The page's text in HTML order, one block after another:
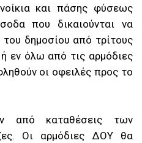
και πάσης φύσεως
που δικαιούνται να
του δημοσίου από τρίτους
εν όλω από τις αρμόδιες
οι οφειλές προς το
από καταθέσεις των
Οι αρμόδιες ΔΟΥ θα